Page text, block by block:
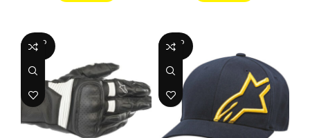
SOLD
OUT
SOLD
OUT